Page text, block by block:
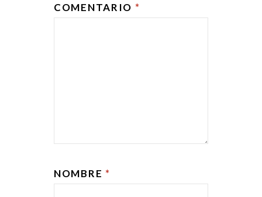
COMENTARIO *
NOMBRE *